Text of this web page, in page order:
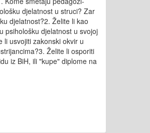
djelatnost u struci? Zar
djelatnost?2. Želite li kao
psihološku djelatnost u svojoj
li usvojiti zakonski okvir u
Želite li osporiti
iz BiH, ili "kupe" diplome na